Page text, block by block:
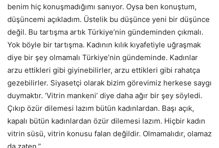
benim hiç konuşmadığımı sanıyor. Oysa ben konuştum,
düşüncemi açıkladım. Üstelik bu düşünce yeni bir düşünce
değil. Bu tartışma artık Türkiye’nin gündeminden çıkmalı.
Yok böyle bir tartışma. Kadının kılık kıyafetiyle uğraşmak
diye bir şey olmamalı Türkiye’nin gündeminde. Kadınlar
arzu ettikleri gibi giyinebilirler, arzu ettikleri gibi rahatça
gezebilirler. Siyasetçi olarak bizim görevimiz herkese saygı
duymaktır. ‘Vitrin mankeni’ diye daha ağır bir şey söyledi.
Çıkıp özür dilemesi lazım bütün kadınlardan. Başı açık,
kapalı bütün kadınlardan özür dilemesi lazım. Hiçbir kadın
vitrin süsü, vitrin konusu falan değildir. Olmamalıdır, olamaz